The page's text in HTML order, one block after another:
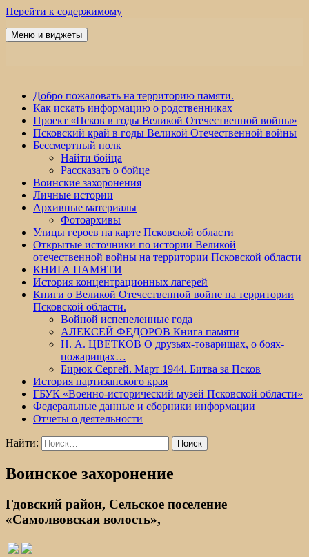
Перейти к содержимому
Победа 60
Меню и виджеты
Добро пожаловать на территорию памяти.
Как искать информацию о родственниках
Проект «Псков в годы Великой Отечественной войны»
Псковский край в годы Великой Отечественной войны
Бессмертный полк
Найти бойца
Рассказать о бойце
Воинские захоронения
Личные истории
Архивные материалы
Фотоархивы
Улицы героев на карте Псковской области
Открытые источники по истории Великой
отечественной войны на территории Псковской области
КНИГА ПАМЯТИ
История концентрационных лагерей
Книги о Великой Отечественной войне на территории
Псковской области.
Войной испепеленные года
АЛЕКСЕЙ ФЕДОРОВ Книга памяти
Н. А. ЦВЕТКОВ О друзьях-товарищах, о боях-
пожарищах…
Бирюк Сергей. Март 1944. Битва за Псков
История партизанского края
ГБУК «Военно-исторический музей Псковской области»
Федеральные данные и сборники информации
Отчеты о деятельности
Найти:
Воинское захоронение
Гдовский район, Сельское поселение
«Самолвовская волость»,